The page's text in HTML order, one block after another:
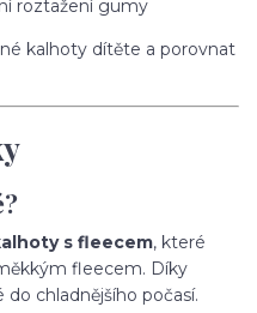
roztažení gumy
kalhoty dítěte a porovnat
s fleecem, které
fleecem. Díky
chladnějšího počasí.